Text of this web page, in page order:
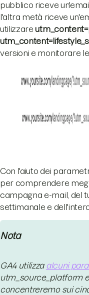
pubblico riceve
l'altra metà riceve
utilizzare
versioni e monitorare
Con l'aiuto dei
per comprendere
campagna e-mail, del
settimanale e
Nota
GA4 utilizza alcuni
utm_source_platform
concentreremo sui